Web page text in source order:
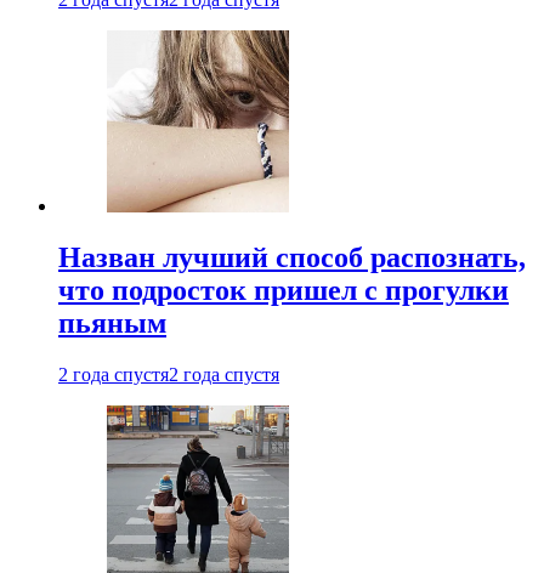
Назван лучший способ распознать,
что подросток пришел с прогулки
пьяным
2 года спустя2 года спустя